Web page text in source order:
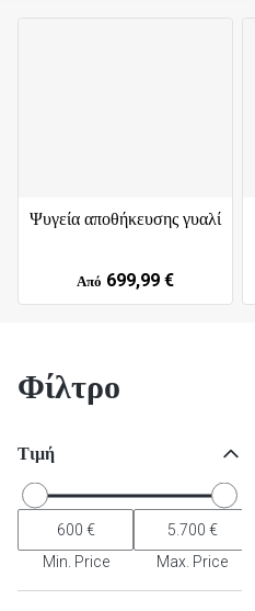
Ψυγεία αποθήκευσης γυαλί
Από 699,99 €
Φίλτρο
Τιμή
Min. Price Max. Price